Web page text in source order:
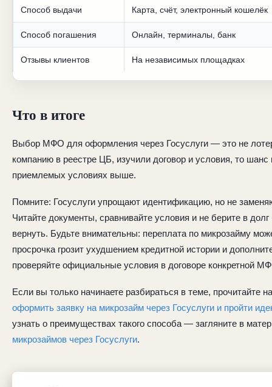
Способ выдачи Карта, счёт, электронный кошелёк
Способ погашения Онлайн, терминалы, банк
Отзывы клиентов На независимых площадках
Что в итоге
Выбор МФО для оформления через Госуслуги — это не
компанию в реестре ЦБ, изучили договор и условия, то шанс
приемлемых условиях выше.
Помните: Госуслуги упрощают идентификацию, но не
Читайте документы, сравнивайте условия и не берите в
вернуть. Будьте внимательны: переплата по микрозайму
просрочка грозит ухудшением кредитной истории и
проверяйте официальные условия в договоре конкретной
Если вы только начинаете разбираться в теме, прочитайте
оформить заявку на микрозайм через Госуслуги и пройти
узнать о преимуществах такого способа — загляните в
микрозаймов через Госуслуги.